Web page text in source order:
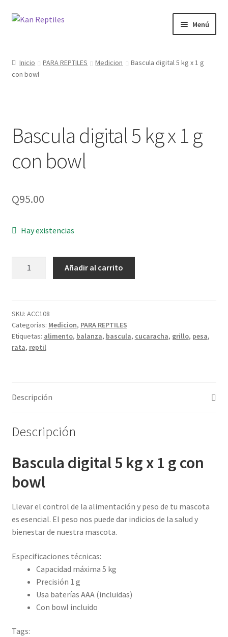
Ir
Ir
Menú
Tienda
Inicio PARA REPTILES Medicion
Bascula digital 5 kg x 1 g
con bowl
Bascula digital 5 kg x 1 g
con bowl
Q95.00
Hay existencias
x
1
g
con
Añadir al carrito
SKU: ACC108
Categorías: Medicion, PARA REPTILES
Etiquetas: alimento, balanza, bascula, cucaracha, grillo, pesa,
rata, reptil
Descripción
Descripción
Bascula digital 5 kg x 1 g con
bowl
Llevar el control de la alimentación y peso de tu mascota
es esencial. El peso nos puede dar indicios de la salud y
bienestar de nuestra mascota.
Especificaciones técnicas:
Capacidad máxima 5 kg
Precisión 1 g
Usa baterías AAA (incluidas)
Con bowl incluido
Tags: